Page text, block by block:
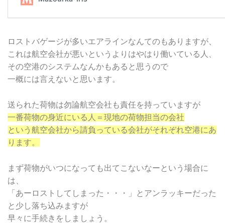
ロストバゲージが多いエアラインなんてのもありますが、
これは航空会社が悪いというよりはやはり働いている人、
その空港のシステムなんかもあると思うので
一概には言えないと思います。
送られた荷物は勿論航空会社も責任を持っていますが
一番荷物の身近にいる人＝現地の荷物担当の会社
という航空会社から請負っている会社がそれぞれ空港にあ
ります。
まず荷物がいつになっても出てこないなーという場合に
は、
「あーロストしてしまった・・・」とアンラッキーだった
と少し落ち込みますが
早々に手続きをしましょう。